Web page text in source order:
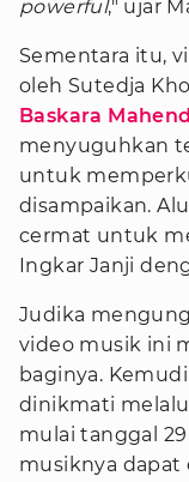
powerful," ujar
Sementara itu,
oleh Sutedja
Baskara
menyuguhkan
untuk
disampaikan.
cermat untuk
Ingkar Janji
Judika
video musik ini
baginya.
dinikmati
mulai tanggal
musiknya dapat